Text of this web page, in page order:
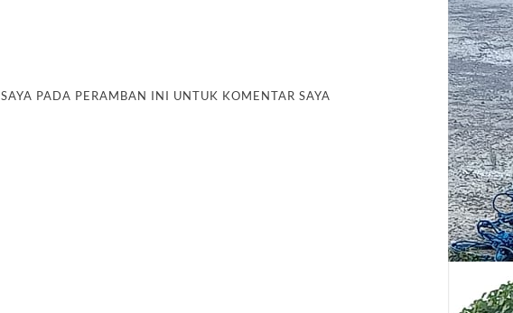
PADA PERAMBAN INI UNTUK KOMENTAR SAYA